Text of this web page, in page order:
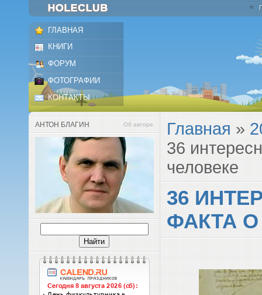
ГЛАВНАЯ
КНИГИ
ФОРУМ
ФОТОГРАФИИ
КОНТАКТЫ
АНТОН БЛАГИН Об авторе Главная »
36
человеке
36
ФАКТА